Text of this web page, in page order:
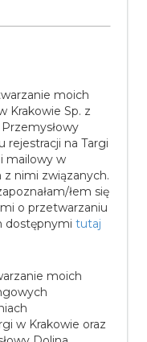
moich
Krakowie Sp. z
rejestracji na Targi
mailowy w
z nimi związanych.
łem się
o przetwarzaniu
dostępnymi tutaj
moich
w Krakowie oraz